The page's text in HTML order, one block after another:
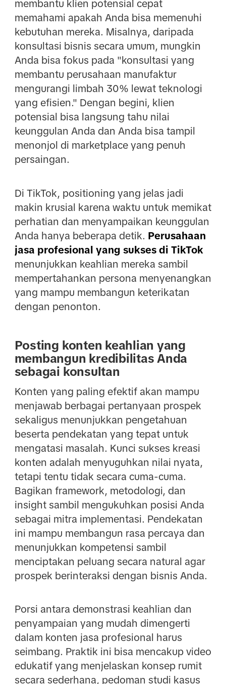
membantu klien potensial cepat
memahami apakah Anda bisa memenuhi
kebutuhan mereka. Misalnya, daripada
konsultasi bisnis secara umum, mungkin
Anda bisa fokus pada "konsultasi yang
membantu perusahaan manufaktur
mengurangi limbah 30% lewat teknologi
yang efisien." Dengan begini, klien
potensial bisa langsung tahu nilai
keunggulan Anda dan Anda bisa tampil
menonjol di marketplace yang penuh
persaingan.
Di TikTok, positioning yang jelas jadi
makin krusial karena waktu untuk memikat
perhatian dan menyampaikan keunggulan
Anda hanya beberapa detik. Perusahaan
jasa profesional yang sukses di TikTok
menunjukkan keahlian mereka sambil
mempertahankan persona menyenangkan
yang mampu membangun keterikatan
dengan penonton.
Posting konten keahlian yang
membangun kredibilitas Anda
sebagai konsultan
Konten yang paling efektif akan mampu
menjawab berbagai pertanyaan prospek
sekaligus menunjukkan pengetahuan
beserta pendekatan yang tepat untuk
mengatasi masalah. Kunci sukses kreasi
konten adalah menyuguhkan nilai nyata,
tetapi tentu tidak secara cuma-cuma.
Bagikan framework, metodologi, dan
insight sambil mengukuhkan posisi Anda
sebagai mitra implementasi. Pendekatan
ini mampu membangun rasa percaya dan
menunjukkan kompetensi sambil
menciptakan peluang secara natural agar
prospek berinteraksi dengan bisnis Anda.
Porsi antara demonstrasi keahlian dan
penyampaian yang mudah dimengerti
dalam konten jasa profesional harus
seimbang. Praktik ini bisa mencakup video
edukatif yang menjelaskan konsep rumit
secara sederhana, pedoman studi kasus